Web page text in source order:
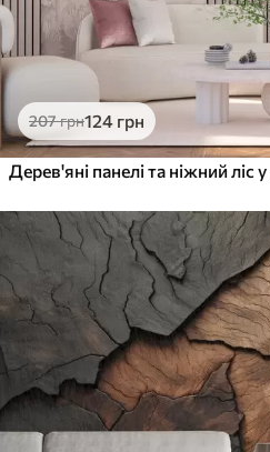
207грн124 грн